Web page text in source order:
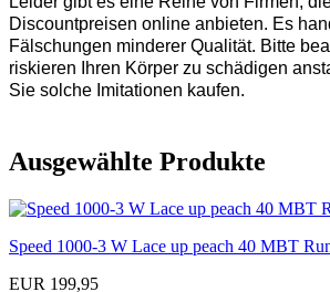
Discountpreisen online anbieten. Es
Fälschungen minderer Qualität. Bitte
riskieren Ihren Körper zu schädigen
Sie solche Imitationen kaufen.
Ausgewählte Produkte
Speed 1000-3 W Lace up peach 40 MBT
EUR 199,95